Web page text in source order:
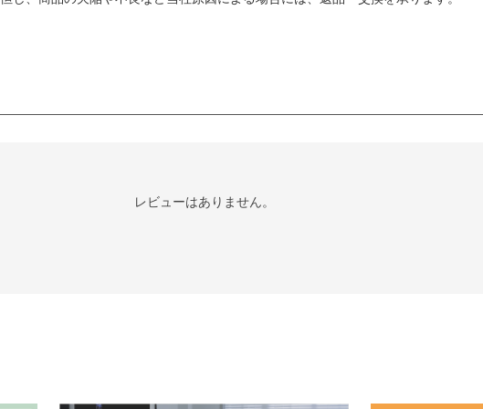
レビューはありません。